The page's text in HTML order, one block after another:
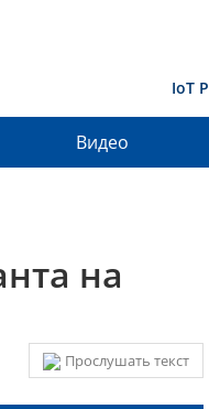
IoT
Видео
на
Прослушать текст